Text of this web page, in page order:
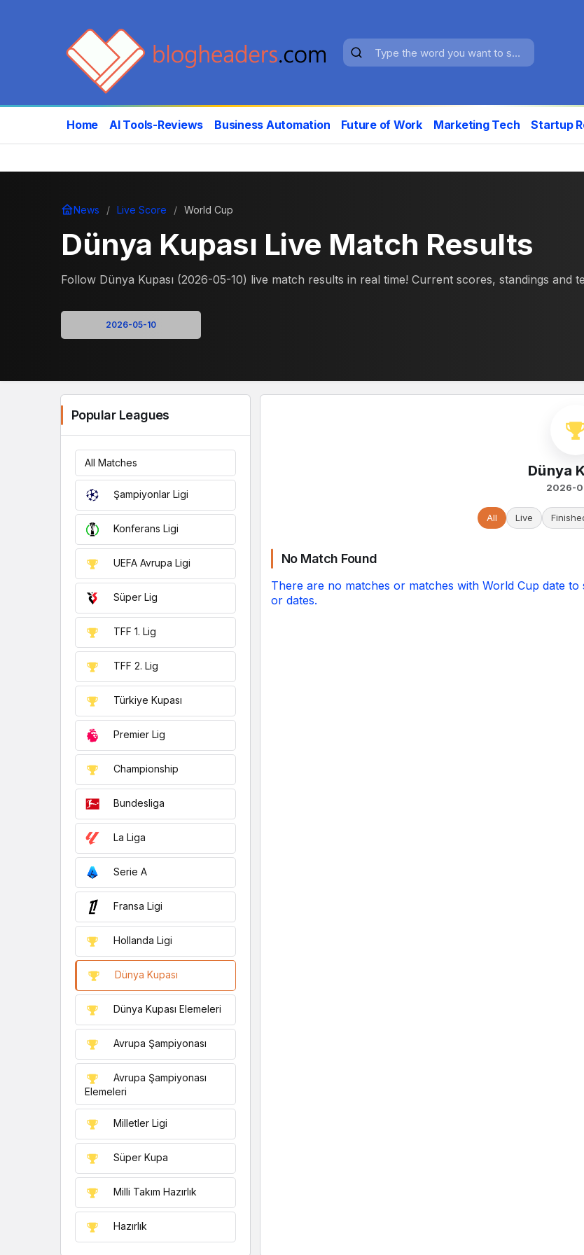
Home AI Tools-Reviews Business Automation Future of Work Marketing Tech Startup
News Live Score World Cup
Dünya Kupası Live Match Results
Follow Dünya Kupası (2026-05-10) live match results in real time! Current scores, standings and
Popular Leagues
All Matches
Şampiyonlar Ligi
Konferans Ligi
UEFA Avrupa Ligi
Süper Lig
TFF 1. Lig
TFF 2. Lig
Türkiye Kupası
Premier Lig
Championship
Bundesliga
La Liga
Serie A
Fransa Ligi
Hollanda Ligi
Dünya Kupası
Dünya Kupası Elemeleri
Avrupa Şampiyonası
Avrupa Şampiyonası
Elemeleri
Milletler Ligi
Süper Kupa
Milli Takım Hazırlık
Hazırlık
Dünya
2026-
All Live
No Match Found
There are no matches or matches with World Cup date
or dates.